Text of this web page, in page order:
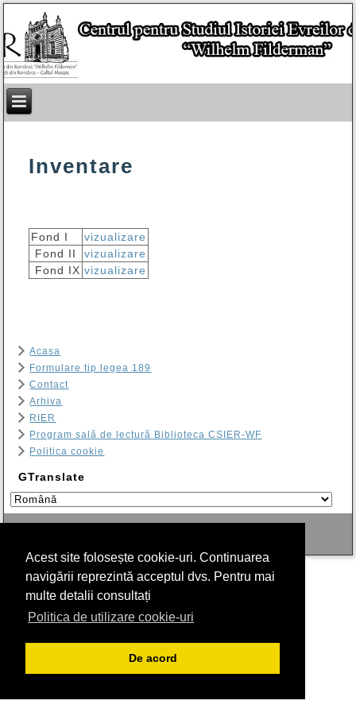
Acest site folosește cookie-uri. Continuarea
navigării reprezintă acceptul dvs. Pentru mai
multe detalii consultați
Politica de utilizare cookie-uri
De acord
Inventare
Fond I
vizualizare
Fond II
vizualizare
Fond IX vizualizare
Acasa
Formulare tip legea 189
Contact
Arhiva
RIER
Program sală de lectură Biblioteca CSIER-WF
Politica cookie
GTranslate